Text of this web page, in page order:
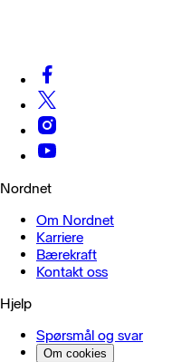
Nordnet
Om Nordnet
Karriere
Bærekraft
Kontakt oss
Hjelp
Spørsmål og svar
Om cookies